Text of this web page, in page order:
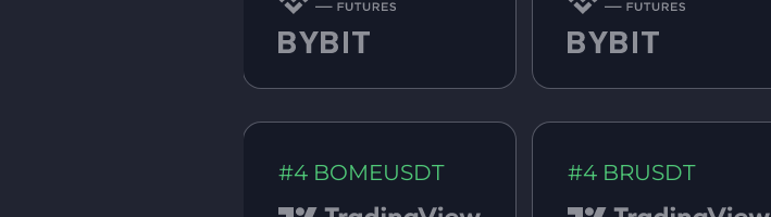
#4 BOMEUSDT #4 BRUSDT